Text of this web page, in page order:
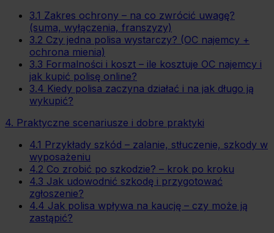
3.1 Zakres ochrony – na co zwrócić uwagę?
(suma, wyłączenia, franszyzy)
3.2 Czy jedna polisa wystarczy? (OC najemcy +
ochrona mienia)
3.3 Formalności i koszt – ile kosztuje OC najemcy i
jak kupić polisę online?
3.4 Kiedy polisa zaczyna działać i na jak długo ją
wykupić?
4. Praktyczne scenariusze i dobre praktyki
4.1 Przykłady szkód – zalanie, stłuczenie, szkody w
wyposażeniu
4.2 Co zrobić po szkodzie? – krok po kroku
4.3 Jak udowodnić szkodę i przygotować
zgłoszenie?
4.4 Jak polisa wpływa na kaucję – czy może ją
zastąpić?